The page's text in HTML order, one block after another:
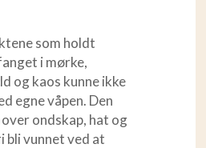
som holdt
i mørke,
og kaos kunne ikke
egne våpen. Den
ondskap, hat og
bli vunnet ved at